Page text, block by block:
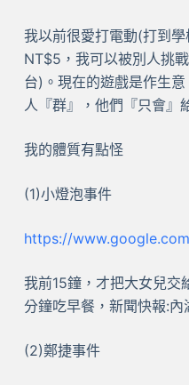
我以前很愛打電動(打到
NT$5，我可以被別人挑
台)。現在的遊戲是作生
人『群』，他們『只會』
我的體質有點怪
(1)小燈泡事件
https://
我前15鐘，才把大女兒交
分鐘吃早餐，新聞快報:內
(2)鄭捷事件